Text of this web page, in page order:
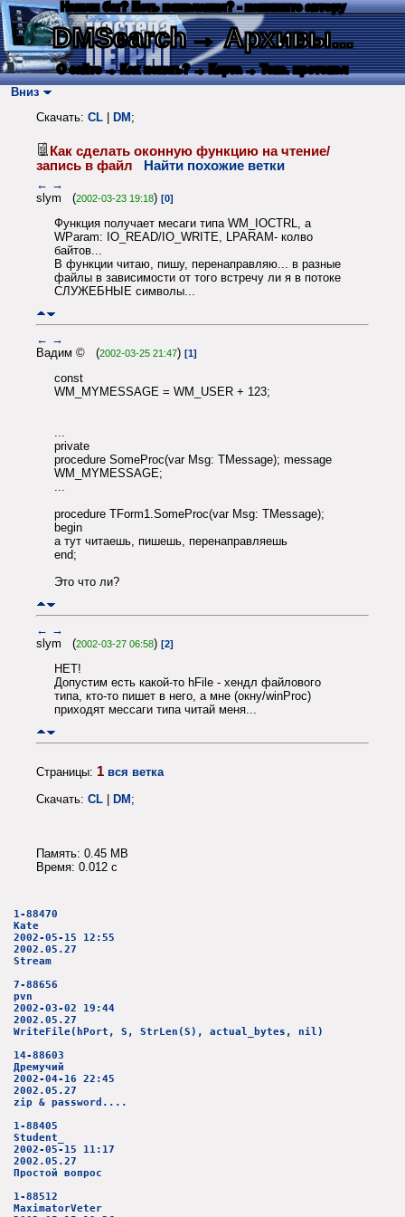
Нашли баг? Есть пожелания? - напишите автору
DMSearch→ Архивы...
О сайте → Как искать? → Карта → Текс. протокол
Вниз
Скачать: CL DM ;
Как сделать оконную функцию на чтение/
запись в файл
Найти похожие ветки
← →
slym (2002-03-23 19:18) [0]
Функция получает месаги типа WM_IOCTRL, а
WParam: IO_READ/IO_WRITE, LPARAM- колво
байтов...
В функции читаю, пишу, перенаправляю... в разные
файлы в зависимости от того встречу ли я в потоке
СЛУЖЕБНЫЕ символы...
← →
Вадим © (2002-03-25 21:47) [1]
const
WM_MYMESSAGE = WM_USER + 123;
...
private
procedure SomeProc(var Msg: TMessage); message
WM_MYMESSAGE;
...
procedure TForm1.SomeProc(var Msg: TMessage);
begin
а тут читаешь, пишешь, перенаправляешь
end;
Это что ли?
← →
slym (2002-03-27 06:58) [2]
НЕТ!
Допустим есть какой-то hFile - хендл файлового
типа, кто-то пишет в него, а мне (окну/winProc)
приходят мессаги типа читай меня...
Страницы: 1 вся ветка
Скачать: CL | DM;
Память: 0.45 MB
Время: 0.012 c
1-88470
Kate
2002-05-15 12:55
2002.05.27
Stream
7-88656
pvn
2002-03-02 19:44
2002.05.27
WriteFile(hPort, S, StrLen(S), actual_bytes, nil)
14-88603
Дремучий
2002-04-16 22:45
2002.05.27
zip & password....
1-88405
Student_
2002-05-15 11:17
2002.05.27
Простой вопрос
1-88512
MaximatorVeter